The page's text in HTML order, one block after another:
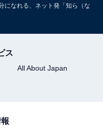
になれる、ネット発「知ら（な
ス
All About Japan